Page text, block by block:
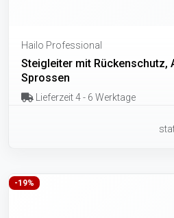
Hailo Professional
Steigleiter mit Rückenschutz,
Sprossen
Lieferzeit 4 - 6 Werktage
-19%